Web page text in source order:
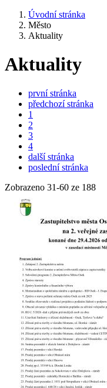
Úvodní stránka
Město
Aktuality
Aktuality
první stránka
předchozí stránka
1
2
3
4
další stránka
poslední stránka
Zobrazeno 31-60 ze 188